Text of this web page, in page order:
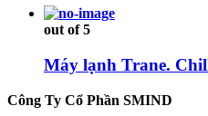
out of 5
Máy lạnh Trane.
Công Ty Cổ Phần SMIND